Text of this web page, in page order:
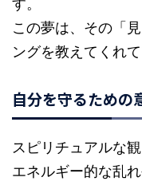
す。
この夢は、その「
ングを教えてくれ
自分を守るための
スピリチュアルな
エネルギー的な乱